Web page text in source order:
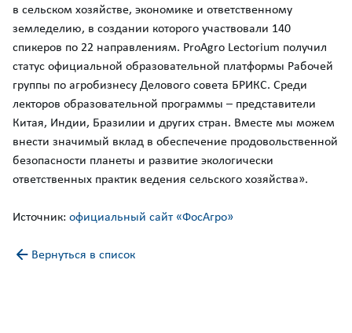
в сельском хозяйстве, экономике и ответственному
земледелию, в создании которого участвовали 140
спикеров по 22 направлениям. ProAgro Lectorium получил
статус официальной образовательной платформы Рабочей
группы по агробизнесу Делового совета БРИКС. Среди
лекторов образовательной программы – представители
Китая, Индии, Бразилии и других стран. Вместе мы можем
внести значимый вклад в обеспечение продовольственной
безопасности планеты и развитие экологически
ответственных практик ведения сельского хозяйства».
Источник: официальный сайт «ФосАгро»
Вернуться в список